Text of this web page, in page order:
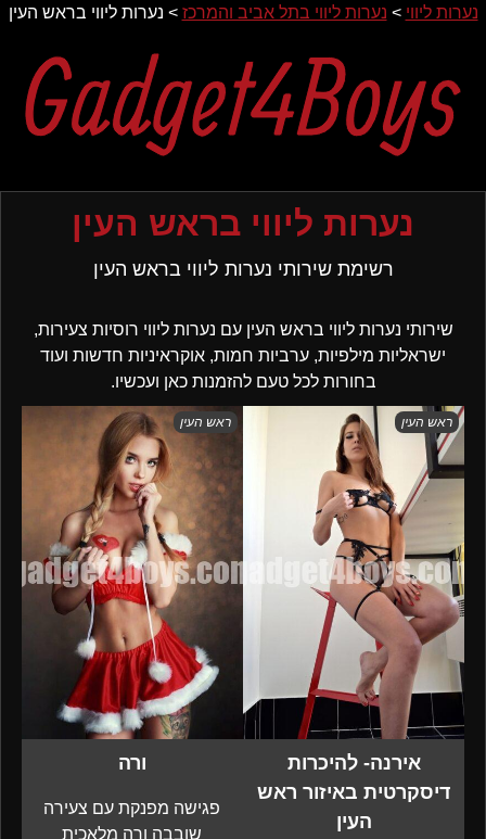
נערות ליווי > נערות ליווי בתל אביב והמרכז > נערות ליווי בראש העין
content
נערות ליווי בראש העין
רשימת שירותי נערות ליווי בראש העין
שירותי נערות ליווי בראש העין עם נערות ליווי רוסיות צעירות,
ישראליות מילפיות, ערביות חמות, אוקראיניות חדשות ועוד
בחורות לכל טעם להזמנות כאן ועכשיו.
ראש העין
אירנה- להיכרות
דיסקרטית באיזור ראש
העין
ראש העין
ורה
פגישה מפנקת עם צעירה
שובבה ורה מלאכית